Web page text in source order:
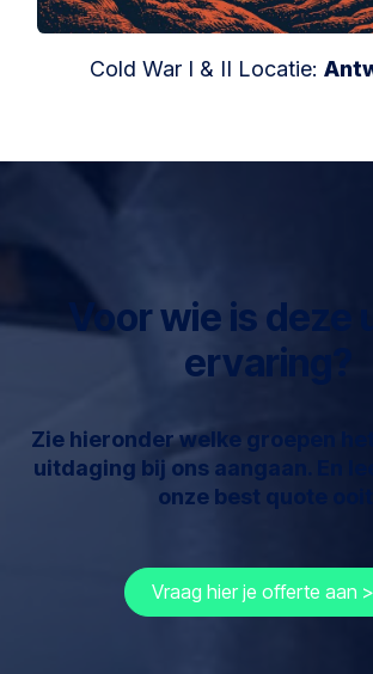
Cold War I & II Locatie:
Voor wie is deze
ervaring?
Zie hieronder welke groepen het
uitdaging bij ons aangaan. En
onze best quote ooit.
Vraag hier je offerte aan >